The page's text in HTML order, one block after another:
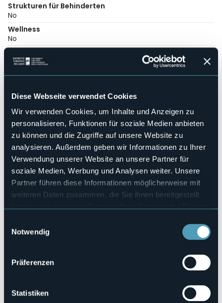
Diese Webseite verwendet Cookies
Wir verwenden Cookies, um Inhalte und Anzeigen zu
personalisieren, Funktionen für soziale Medien anbieten
zu können und die Zugriffe auf unsere Website zu
analysieren. Außerdem geben wir Informationen zu Ihrer
Verwendung unserer Website an unsere Partner für
soziale Medien, Werbung und Analysen weiter. Unsere
Partner führen diese Informationen möglicherweise mit
weiteren Daten zusammen, die Sie ihnen bereitgestellt
Notwendig
Präferenzen
Statistiken
Strukturen für Behinderten
No
Wellness
No
No
Hallenbad
Haustiere erlaubt
No
Anzahl der Wohnungen
Anzahl der Betten
11
E-mail
bluelakeapartments.omegna@gmail.com
Webseite
Codice CIR
Buchen